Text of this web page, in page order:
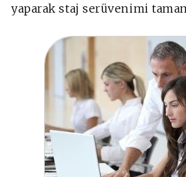
yaparak staj serüvenimi